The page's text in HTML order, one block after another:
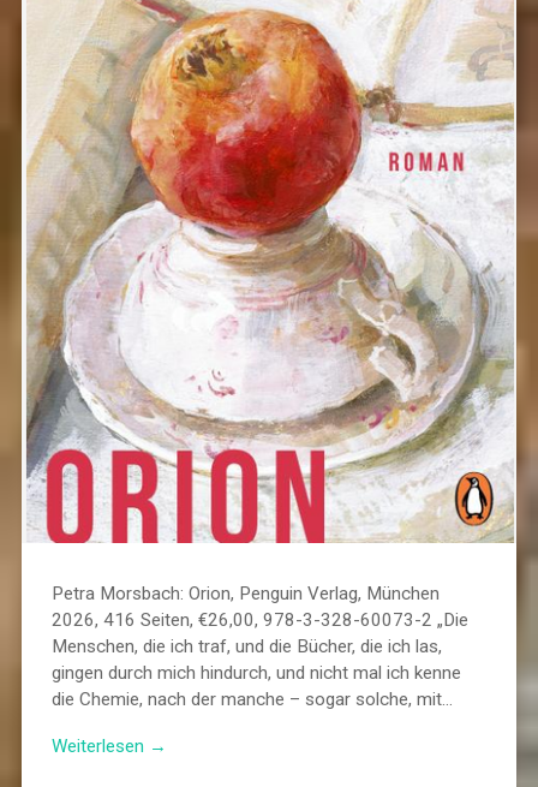
Petra Morsbach: Orion, Penguin Verlag, München
2026, 416 Seiten, €26,00, 978-3-328-60073-2 „Die
Menschen, die ich traf, und die Bücher, die ich las,
gingen durch mich hindurch, und nicht mal ich kenne
die Chemie, nach der manche – sogar solche, mit…
Weiterlesen →